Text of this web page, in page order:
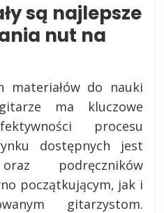
są najlepsze
nut na
materiałów do nauki
ma kluczowe
procesu
dostępnych jest
podręczników
początkującym, jak i
gitarzystom.